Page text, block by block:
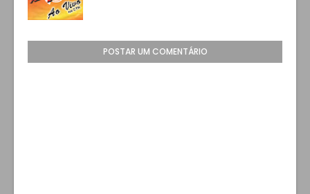
POSTAR UM COMENTÁRIO